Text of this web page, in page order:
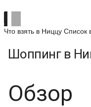
Что взять в Ниццу Список
Шоппинг в
Обзор